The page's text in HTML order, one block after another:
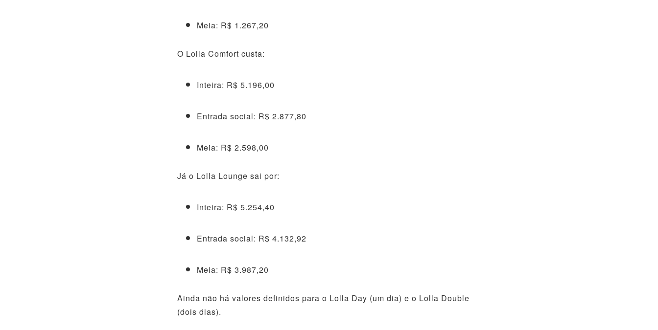
Meia: R$ 1.267,20
O Lolla Comfort custa:
Inteira: R$ 5.196,00
Entrada social: R$ 2.877,80
Meia: R$ 2.598,00
Já o Lolla Lounge sai por:
Inteira: R$ 5.254,40
Entrada social: R$ 4.132,92
Meia: R$ 3.987,20
Ainda não há valores definidos para o Lolla Day (um dia) e o Lolla Double
(dois dias).